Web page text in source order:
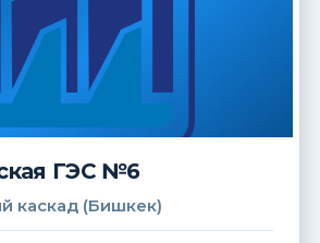
ГЭС №6
каскад (Бишкек)